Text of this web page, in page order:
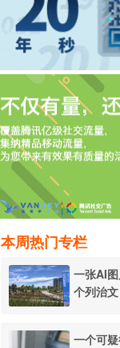
本周热门专栏
一张AI
个列治文
一个可